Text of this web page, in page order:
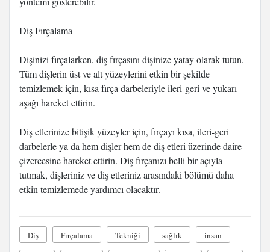
Diş Fırçalama
Dişinizi fırçalarken, diş fırçasını dişinize yatay olarak tutun.
Tüm dişlerin üst ve alt yüzeylerini etkin bir şekilde
temizlemek için, kısa fırça darbeleriyle ileri-geri ve yukarı-
aşağı hareket ettirin.
Diş etlerinize bitişik yüzeyler için, fırçayı kısa, ileri-geri
darbelerle ya da hem dişler hem de diş etleri üzerinde daire
çizercesine hareket ettirin. Diş fırçanızı belli bir açıyla
tutmak, dişleriniz ve diş etleriniz arasındaki bölümü daha
etkin temizlemede yardımcı olacaktır.
Diş Fırçalama Tekniği sağlık insan